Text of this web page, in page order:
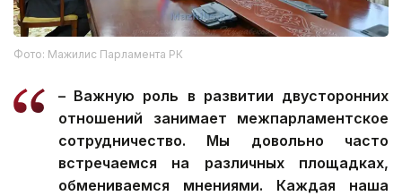
Фото: Мажилис Парламента РК
– Важную роль в развитии двусторонних
отношений занимает межпарламентское
сотрудничество. Мы довольно часто
встречаемся на различных площадках,
обмениваемся мнениями. Каждая наша